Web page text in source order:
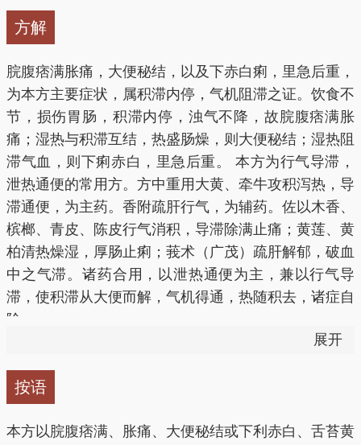
方解
脘腹痞满胀痛，大便秘结，以及下赤白痢，里急后重，
为本方主要症状，属积滞内停，气机阻滞之证。饮食不
节，损伤胃肠，积滞内停，浊气不降，故脘腹痞满胀
痛；湿热与积滞互结，热盛肠燥，则大便秘结；湿热阻
滞气血，则下痢赤白，里急后重。 本方为行气导滞，
泄热通便的常用方。方中重用大黄、牵牛攻积泻热，导
滞通便，为主药。香附疏肝行气，为辅药。佐以木香、
槟榔、青皮、陈皮行气消积，导滞除满止痛；黄莲、黄
柏清热燥湿，厚肠止痢；莪术（广茂）疏肝解郁，破血
中之气滞。诸药合用，以泄热通便为主，兼以行气导
滞，使积滞从大便而解，气机得通，热随积去，诸症自
除。
展开
按语
本方以脘腹痞满、胀痛、大便秘结或下利赤白、舌苔黄